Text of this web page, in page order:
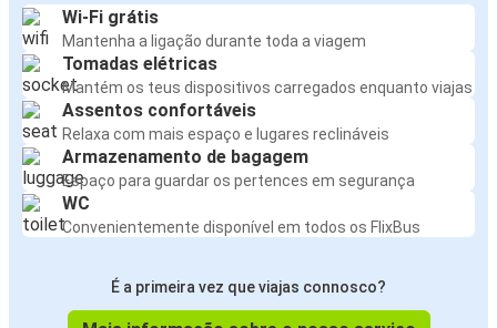
Wi-Fi grátis
Mantenha a ligação durante toda a viagem
Tomadas elétricas
Mantém os teus dispositivos carregados enquanto viajas
Assentos confortáveis
Relaxa com mais espaço e lugares reclináveis
Armazenamento de bagagem
Espaço para guardar os pertences em segurança
WC
Convenientemente disponível em todos os FlixBus
É a primeira vez que viajas connosco?